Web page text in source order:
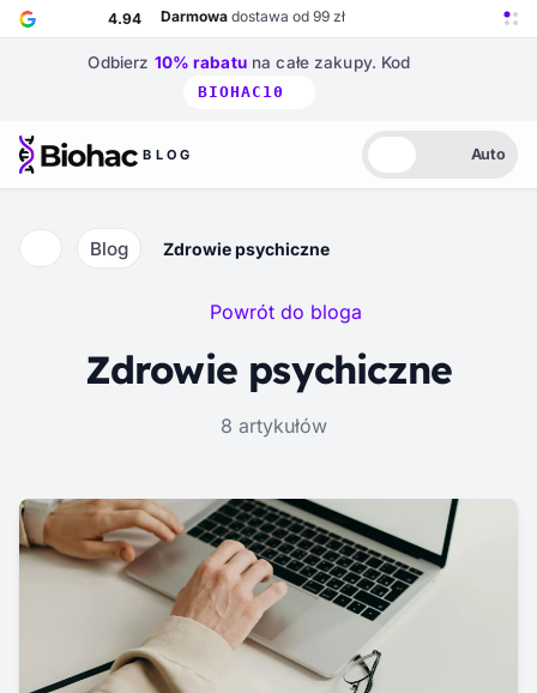
Przejdź do głównej treści
4.94 Darmowa dostawa od 99 zł
Odbierz 10% rabatuna całe zakupy. Kod
BIOHAC10
Biohac – strona główna
BLOG
Ciemny
Auto
Auto
Strona główna
Blog Zdrowie psychiczne
Powrót do bloga
Zdrowie psychiczne
8 artykułów